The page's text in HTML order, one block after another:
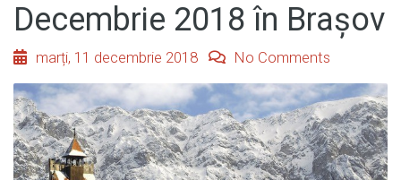
Decembrie 2018 în Brașov
marți, 11 decembrie 2018 No Comments